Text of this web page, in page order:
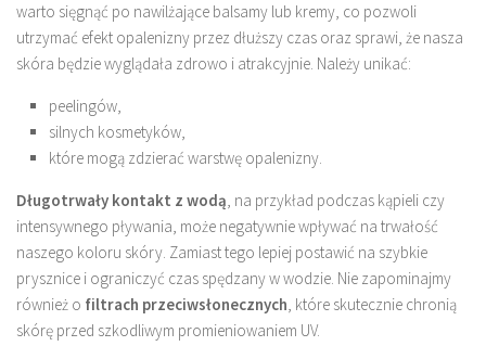
warto sięgnąć po nawilżające balsamy lub kremy, co pozwoli
utrzymać efekt opalenizny przez dłuższy czas oraz sprawi, że nasza
skóra będzie wyglądała zdrowo i atrakcyjnie. Należy unikać:
peelingów,
silnych kosmetyków,
które mogą zdzierać warstwę opalenizny.
Długotrwały kontakt z wodą, na przykład podczas kąpieli czy
intensywnego pływania, może negatywnie wpływać na trwałość
naszego koloru skóry. Zamiast tego lepiej postawić na szybkie
prysznice i ograniczyć czas spędzany w wodzie. Nie zapominajmy
również o filtrach przeciwsłonecznych, które skutecznie chronią
skórę przed szkodliwym promieniowaniem UV.